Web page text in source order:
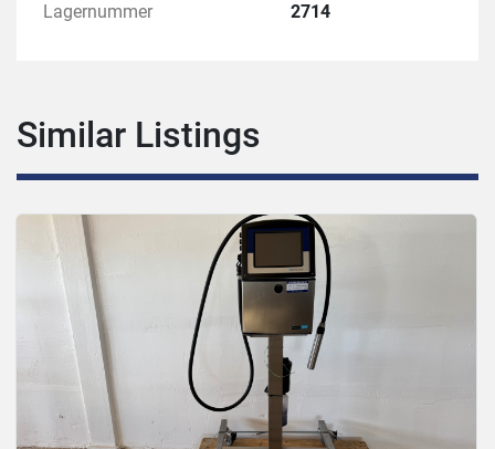
Lagernummer 2714
Similar Listings